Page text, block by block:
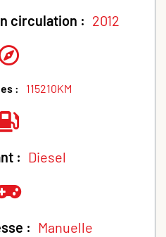
circulation : 2012
: 115210KM
: Diesel
: Manuelle